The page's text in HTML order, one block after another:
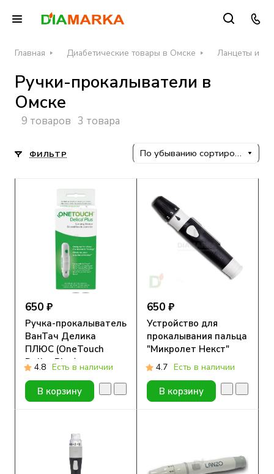
Главная Диабетические товары в Омске Ланцеты и
Ручки-прокалыватели в
Омске
9 товаров 3 товара
ФИЛЬТР По убыванию сортировки
650 ₽
Ручка-прокалыватель
ВанТач Делика
ПЛЮС (OneTouch
Delica Plus)
4.8 Есть в наличии
В корзину
650 ₽
Устройство для
прокалывания пальца
"Микролет Некст"
4.7 Есть в наличии
В корзину